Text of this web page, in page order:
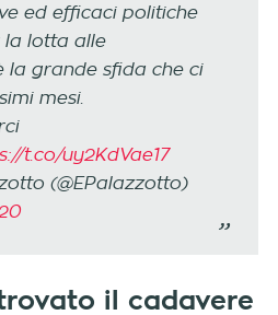
ed efficaci politiche
lotta alle
la grande sfida che ci
mesi.
t.co/uy2KdVae17
(@EPalazzotto)
il cadavere